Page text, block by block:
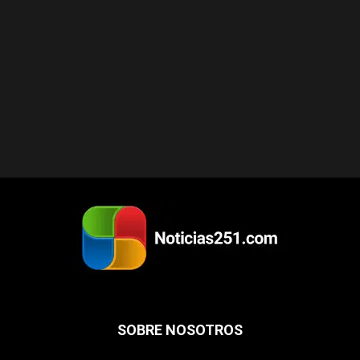
SOBRE NOSOTROS